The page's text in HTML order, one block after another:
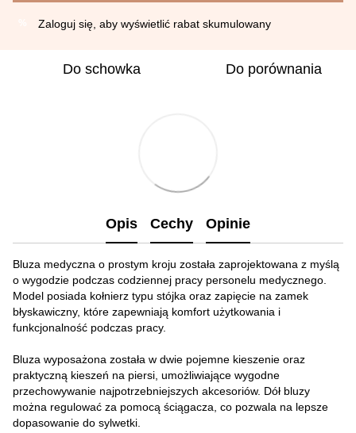
Zaloguj się , aby wyświetlić rabat skumulowany
Do schowka Do porównania
Opis Cechy Opinie
Bluza medyczna o prostym kroju została zaprojektowana z myślą
o wygodzie podczas codziennej pracy personelu medycznego.
Model posiada kołnierz typu stójka oraz zapięcie na zamek
błyskawiczny, które zapewniają komfort użytkowania i
funkcjonalność podczas pracy.
Bluza wyposażona została w dwie pojemne kieszenie oraz
praktyczną kieszeń na piersi, umożliwiające wygodne
przechowywanie najpotrzebniejszych akcesoriów. Dół bluzy
można regulować za pomocą ściągacza, co pozwala na lepsze
dopasowanie do sylwetki.